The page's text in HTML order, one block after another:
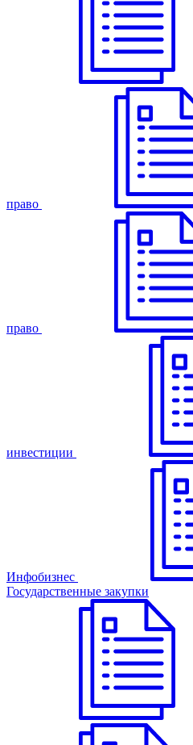
право
право
инвестиции
Инфобизнес
Государственные закупки